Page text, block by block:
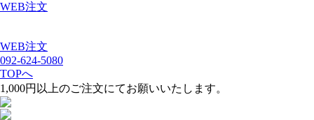
WEB注文
WEB注文
092-624-5080
TOPへ
1,000円以上のご注文にてお願いいたします。